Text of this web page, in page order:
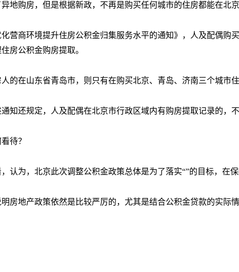
地购房，但是根据新政，不再是购买任何城市的住房都能在北京
营商环境提升住房公积金归集服务水平的通知》，人及配偶
房公积金购房提取。
的在山东省青岛市，则只有在购买北京、青岛、济南三个城市
知还规定，人及配偶在北京市行政区域内有购房提取记录的，
待？
认为，北京此次调整公积金政策总体是为了落实“”的目标，在
房地产政策依然是比较严厉的，尤其是结合公积金贷款的实际